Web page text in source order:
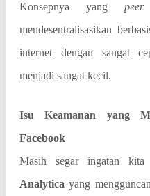
Konsepnya yang
mendesentralisasikan
internet dengan sangat
menjadi sangat kecil.
Isu Keamanan yang
Facebook
Masih segar ingatan
Analytica yang